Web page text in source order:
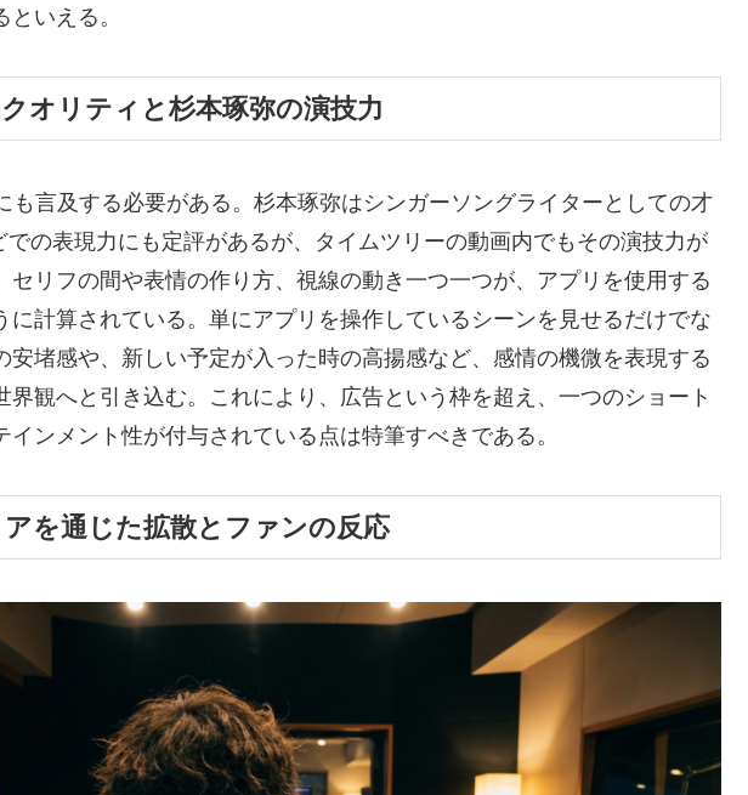
いえる。
オリティと杉本琢弥の演技力
も言及する必要がある。杉本琢弥はシンガーソングライターとしての才
での表現力にも定評があるが、タイムツリーの動画内でもその演技力が
セリフの間や表情の作り方、視線の動き一つ一つが、アプリを使用する
に計算されている。単にアプリを操作しているシーンを見せるだけでな
安堵感や、新しい予定が入った時の高揚感など、感情の機微を表現する
界観へと引き込む。これにより、広告という枠を超え、一つのショート
インメント性が付与されている点は特筆すべきである。
を通じた拡散とファンの反応